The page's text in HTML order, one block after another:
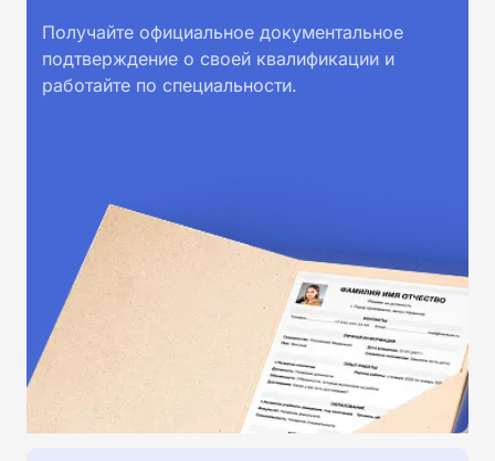
Получайте официальное документальное
подтверждение о своей квалификации и
работайте по специальности.